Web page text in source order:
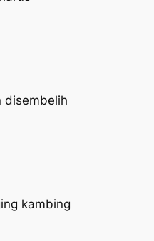
disembelih
kambing